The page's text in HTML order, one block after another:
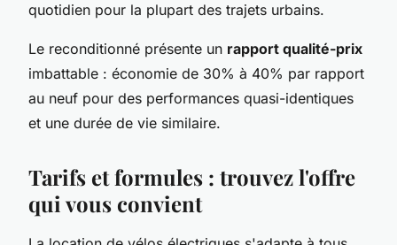
quotidien pour la plupart des trajets urbains.
Le reconditionné présente un rapport qualité-prix
imbattable : économie de 30% à 40% par rapport
au neuf pour des performances quasi-identiques
et une durée de vie similaire.
Tarifs et formules : trouvez l'offre
qui vous convient